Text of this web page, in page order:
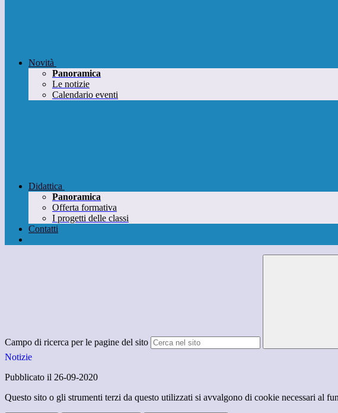
Novità
Panoramica
Le notizie
Calendario eventi
Didattica
Panoramica
Offerta formativa
I progetti delle classi
Contatti
Campo di ricerca per le pagine del sito
Notizie
Pubblicato il 26-09-2020
Questo sito o gli strumenti terzi da questo utilizzati si avvalgono di cookie necessari al